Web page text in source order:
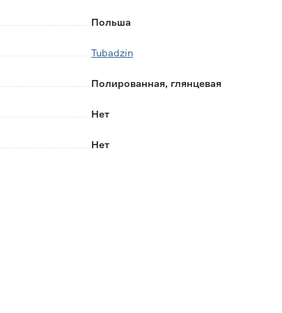
Польша
Tubadzin
Полированная, глянцевая
Нет
Нет